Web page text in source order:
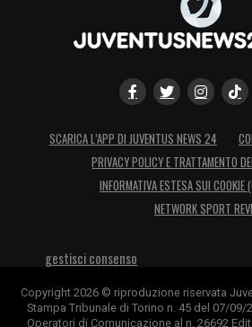
SCARICA L’APP DI JUVENTUS NEWS 24
PRIVACY POLICY E TRATTAMENTO
INFORMATIVA ESTESA SUI COOKIE
NETWORK SPORT
gestisci consenso
Copyright 2026 © riproduzione riservata
Stampa Tribunale di Torino n. 45 del 07/09/
Operatori di Comunicazione al n. 26692